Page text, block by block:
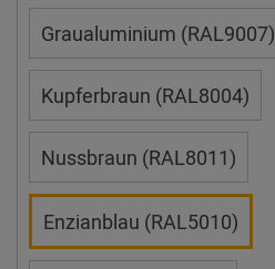
Graualuminium (RAL9007)
Kupferbraun (RAL8004)
Nussbraun (RAL8011)
Enzianblau (RAL5010)